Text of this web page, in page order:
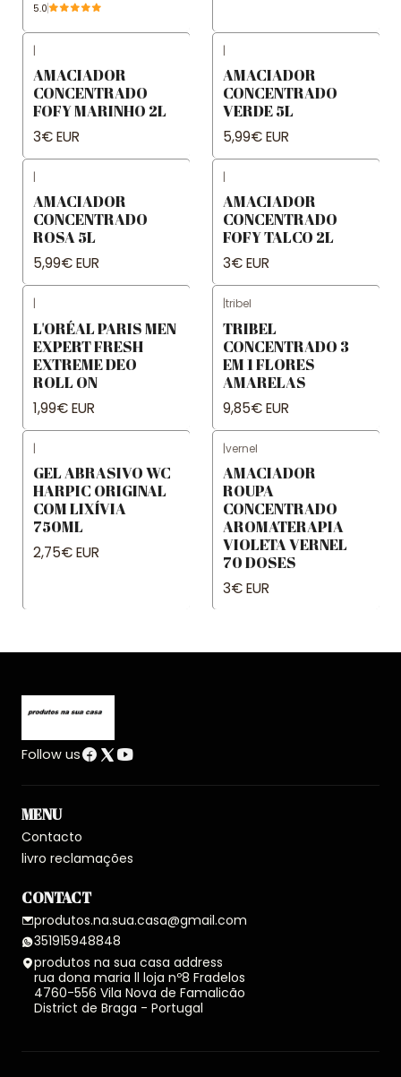
5.0
|
AMACIADOR
CONCENTRADO
FOFY MARINHO 2L
3€ EUR
|
AMACIADOR
CONCENTRADO
VERDE 5L
5,99€ EUR
|
AMACIADOR
CONCENTRADO
ROSA 5L
5,99€ EUR
|
AMACIADOR
CONCENTRADO
FOFY TALCO 2L
3€ EUR
|
L'ORÉAL PARIS MEN
EXPERT FRESH
EXTREME DEO
ROLL ON
1,99€ EUR
|tribel
TRIBEL
CONCENTRADO 3
EM 1 FLORES
AMARELAS
9,85€ EUR
|
GEL ABRASIVO WC
HARPIC ORIGINAL
COM LIXÍVIA
750ML
2,75€ EUR
|vernel
AMACIADOR
ROUPA
CONCENTRADO
AROMATERAPIA
VIOLETA VERNEL
70 DOSES
3€ EUR
Follow us
MENU
Contacto
livro reclamações
CONTACT
produtos.na.sua.casa@gmail.com
351915948848
produtos na sua casa address
rua dona maria ll loja nº8 Fradelos
4760-556 Vila Nova de Famalicão
District de Braga - Portugal